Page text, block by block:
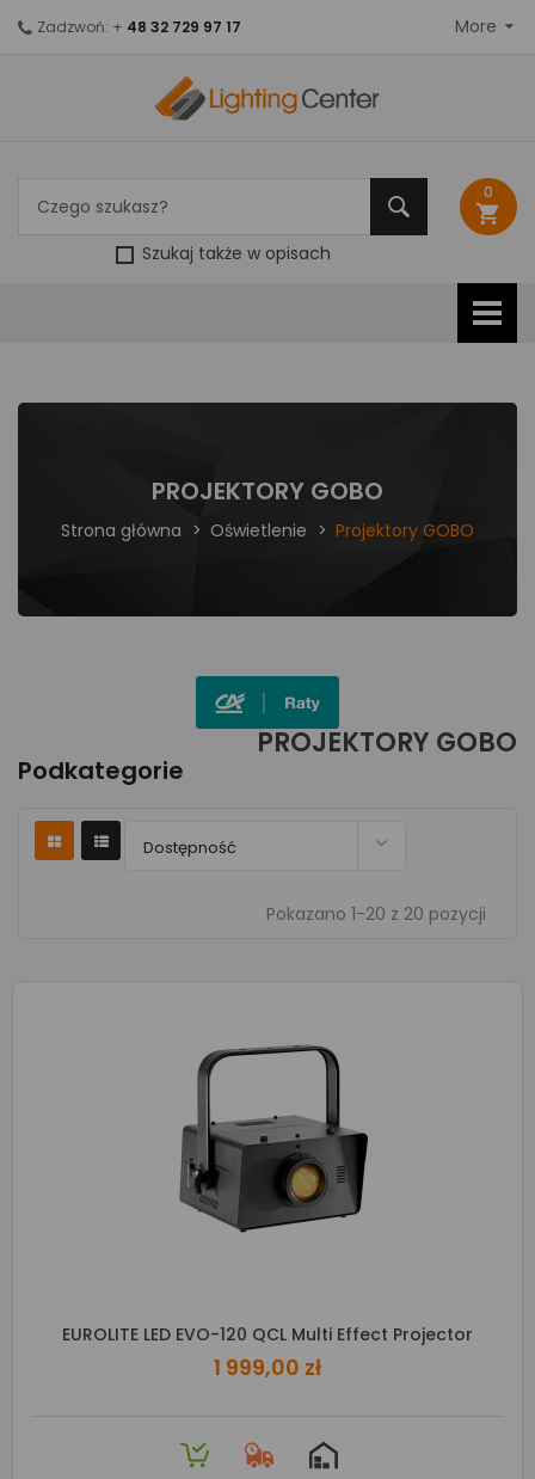
Szukaj także w opisach
0
shopping_cart
Zadzwoń: + 48 32 729 97 17 More
PROJEKTORY GOBO
Strona główna Oświetlenie Projektory GOBO
PROJEKTORY GOBO
Podkategorie
Dostępność 
Pokazano 1-20 z 20 pozycji
EUROLITE LED EVO-120 QCL Multi Effect Projector
1 999,00 zł